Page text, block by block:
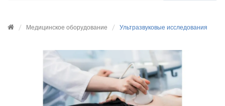
Медицинское оборудование Ультразвуковые исследования